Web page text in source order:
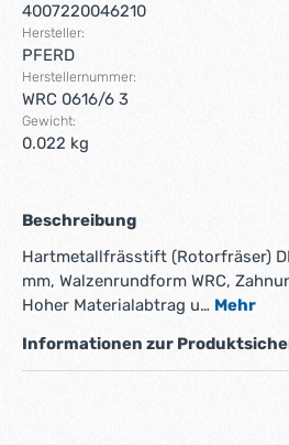
4007220046210
Hersteller:
PFERD
Herstellernummer:
WRC 0616/6 3
Gewicht:
0.022 kg
Beschreibung
Hartmetallfrässtift (Rotorfräser)
mm, Walzenrundform WRC,
Hoher Materialabtrag u… Mehr
Informationen zur